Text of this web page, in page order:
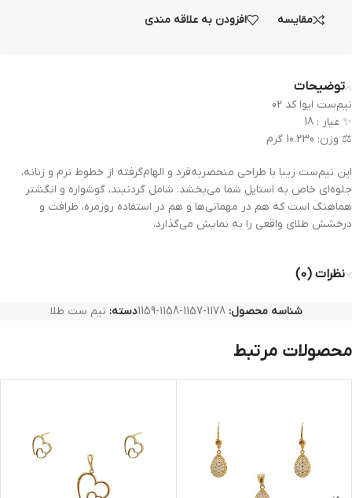
مقایسه
افزودن به علاقه مندی
توضیحات
نیم‌ست ایوا کد 02
✨ عیار : 18
⚖️ وزن: 10.230 گرم
این نیم‌ست زیبا با طراحی منحصر‌به‌فرد و الهام‌گرفته از خطوط نرم و زنانه،
جلوه‌ای خاص به استایل شما می‌بخشد. شامل گردنبند، گوشواره و انگشتر
هماهنگ است که هم در مهمانی‌ها و هم در استفاده روزمره، ظرافت و
درخشش طلای واقعی را به نمایش می‌گذارد.
نظرات (0)
شناسه محصول:1178-1157-1158-1159 دسته: نیم ست طلا
محصولات مرتبط